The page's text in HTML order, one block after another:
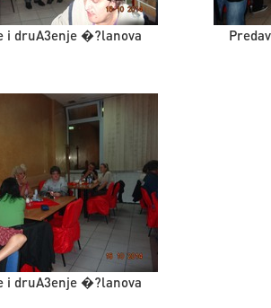
i druA3enje �?lanova
i druA3enje �?lanova